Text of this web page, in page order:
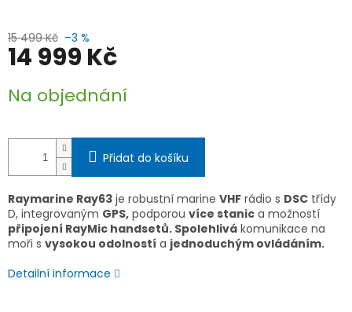
15 499 Kč –3 %
14 999 Kč
cena:
Na objednání
Přidat do košíku
Raymarine Ray63 je robustní marine VHF rádio s DSC třídy
D, integrovaným GPS, podporou více stanic a možností
připojení RayMic handsetů. Spolehlivá komunikace na
moři s vysokou odolností a jednoduchým ovládáním.
Detailní informace